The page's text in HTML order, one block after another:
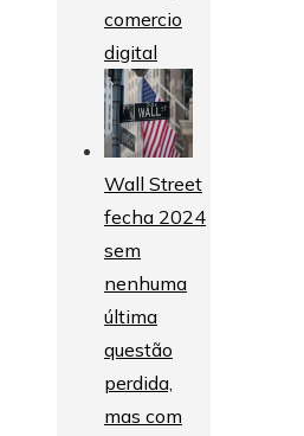
comercio
digital
Wall Street
fecha 2024
sem
nenhuma
última
questão
perdida,
mas com